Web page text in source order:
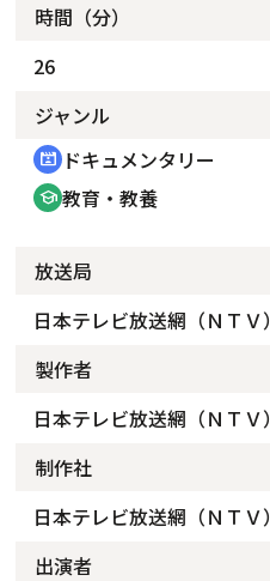
時間（分）
26
ジャンル
cinematic_blur ドキュメンタリー
school 教育・教養
放送局
日本テレビ放送網（ＮＴＶ）
製作者
日本テレビ放送網（ＮＴＶ）
制作社
日本テレビ放送網（ＮＴＶ）
出演者